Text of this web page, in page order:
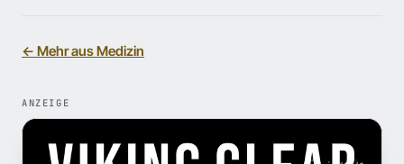
← Mehr aus Medizin
ANZEIGE